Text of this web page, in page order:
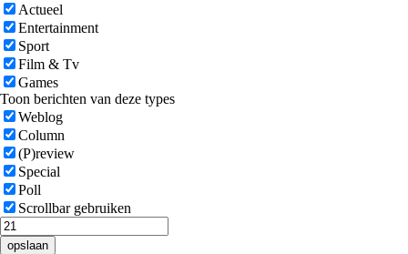
Actueel
Entertainment
Sport
Film & Tv
Games
Toon berichten van deze types
Weblog
Column
(P)review
Special
Poll
Scrollbar gebruiken
opslaan